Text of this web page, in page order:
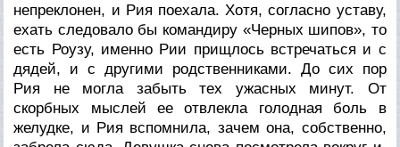
непреклонен, и Рия поехала. Хотя, согласно уставу,
ехать следовало бы командиру «Черных шипов», то
есть Роузу, именно Рии прищлось встречаться и с
дядей, и с другими родственниками. До сих пор
Рия не могла забыть тех ужасных минут. От
скорбных мыслей ее отвлекла голодная боль в
желудке, и Рия вспомнила, зачем она, собственно,